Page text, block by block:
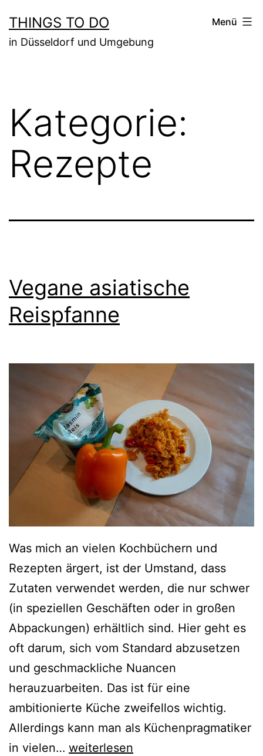
Inhalt
springen
THINGS TO DO
in Düsseldorf und Umgebung
Menü
Kategorie:
Rezepte
Vegane asiatische
Reispfanne
Was mich an vielen Kochbüchern und
Rezepten ärgert, ist der Umstand, dass
Zutaten verwendet werden, die nur schwer
(in speziellen Geschäften oder in großen
Abpackungen) erhältlich sind. Hier geht es
oft darum, sich vom Standard abzusetzen
und geschmackliche Nuancen
herauzuarbeiten. Das ist für eine
ambitionierte Küche zweifellos wichtig.
Allerdings kann man als Küchenpragmatiker
in vielen… V
weiterlesen